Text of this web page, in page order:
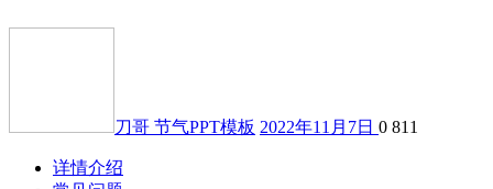
刀哥 节气PPT模板 2022年11月7日 0 811
详情介绍